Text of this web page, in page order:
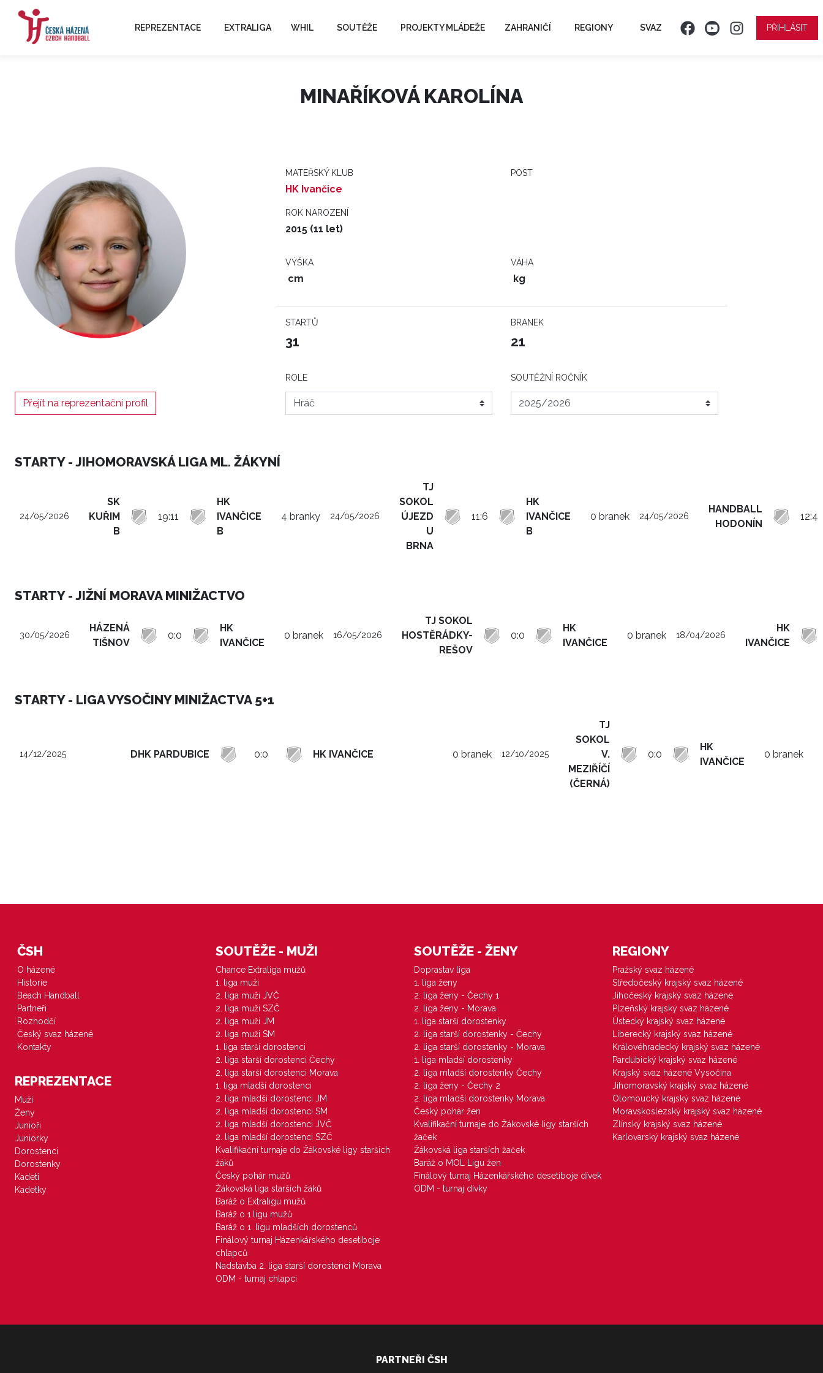
REPREZENTACE EXTRALIGA WHIL SOUTĚŽE PROJEKTY MLÁDEŽE ZAHRANIČÍ REGIONY SVAZ PŘIHLÁSIT
MINAŘÍKOVÁ KAROLÍNA
MATEŘSKÝ KLUB
HK Ivančice
POST
ROK NAROZENÍ
2015 (11 let)
VÝŠKA
cm
VÁHA
kg
STARTŮ
31
BRANEK
21
Přejít na reprezentační profil
ROLE SOUTĚŽNÍ ROČNÍK
STARTY - JIHOMORAVSKÁ LIGA ML. ŽÁKYNÍ
24/05/2026
SK
KUŘIM
B
19:11
HK
IVANČICE
B
4 branky 24/05/2026
TJ
SOKOL
ÚJEZD
U
BRNA
11:6
HK
IVANČICE
B
0 branek 24/05/2026
HANDBALL
HODONÍN
12:4
STARTY - JIŽNÍ MORAVA MINIŽACTVO
30/05/2026
HÁZENÁ
TIŠNOV
0:0
HK
IVANČICE
0 branek 16/05/2026
TJ SOKOL
HOSTĚRÁDKY-
REŠOV
0:0
HK
IVANČICE
0 branek 18/04/2026
HK
IVANČICE
STARTY - LIGA VYSOČINY MINIŽACTVA 5+1
14/12/2025 DHK PARDUBICE 0:0 HK IVANČICE 0 branek 12/10/2025
TJ
SOKOL
V.
MEZIŘÍČÍ
(ČERNÁ)
0:0
HK
IVANČICE
0 branek
ČSH
O házené
Historie
Beach Handball
Partneři
Rozhodčí
Český svaz házené
Kontakty
REPREZENTACE
Muži
Ženy
Junioři
Juniorky
Dorostenci
Dorostenky
Kadeti
Kadetky
SOUTĚŽE - MUŽI
Chance Extraliga mužů
1. liga muži
2. liga muži JVČ
2. liga muži SZČ
2. liga muži JM
2. liga muži SM
1. liga starší dorostenci
2. liga starší dorostenci Čechy
2. liga starší dorostenci Morava
1. liga mladší dorostenci
2. liga mladší dorostenci JM
2. liga mladší dorostenci SM
2. liga mladší dorostenci JVČ
2. liga mladší dorostenci SZČ
Kvalifikační turnaje do Žákovské ligy starších
žáků
Český pohár mužů
Žákovská liga starších žáků
Baráž o Extraligu mužů
Baráž o 1.ligu mužů
Baráž o 1. ligu mladších dorostenců
Finálový turnaj Házenkářského desetiboje
chlapců
Nadstavba 2. liga starší dorostenci Morava
ODM - turnaj chlapci
SOUTĚŽE - ŽENY
Doprastav liga
1. liga ženy
2. liga ženy - Čechy 1
2. liga ženy - Morava
1. liga starší dorostenky
2. liga starší dorostenky - Čechy
2. liga starší dorostenky - Morava
1. liga mladší dorostenky
2. liga mladší dorostenky Čechy
2. liga ženy - Čechy 2
2. liga mladší dorostenky Morava
Český pohár žen
Kvalifikační turnaje do Žákovské ligy starších
žaček
Žákovská liga starších žaček
Baráž o MOL Ligu žen
Finálový turnaj Házenkářského desetiboje dívek
ODM - turnaj dívky
REGIONY
Pražský svaz házené
Středočeský krajský svaz házené
Jihočeský krajský svaz házené
Plzeňský krajský svaz házené
Ústecký krajský svaz házené
Liberecký krajský svaz házené
Královéhradecký krajský svaz házené
Pardubický krajský svaz házené
Krajský svaz házené Vysočina
Jihomoravský krajský svaz házené
Olomoucký krajský svaz házené
Moravskoslezský krajský svaz házené
Zlínský krajský svaz házené
Karlovarský krajský svaz házené
PARTNEŘI ČSH